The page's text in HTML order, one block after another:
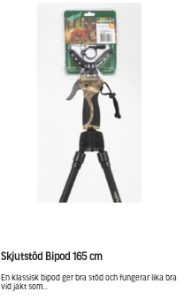
Skjutstöd Bipod 165 cm
En klassisk bipod ger bra stöd och fungerar lika bra
vid jakt som...